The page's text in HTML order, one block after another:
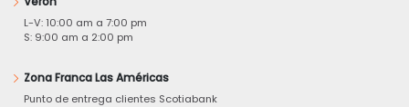
L-V: 10:00 am a 7:00 pm
S: 9:00 am a 2:00 pm
Zona Franca Las Américas
Punto de entrega clientes Scotiabank